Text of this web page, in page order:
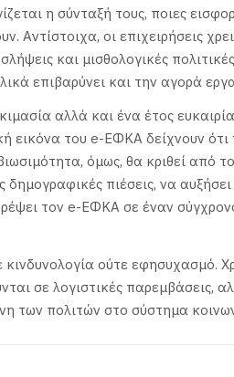
η σύνταξή τους, ποιες
Αντίστοιχα, οι επιχειρήσεις
και μισθολογικές
επιβαρύνει και την αγορά
αλλά και ένα έτος
εικόνα του e-ΕΦΚΑ δείχνουν
όμως, θα κριθεί από
δημογραφικές πιέσεις, να
τον e-ΕΦΚΑ σε έναν
ούτε εφησυχασμό.
σε λογιστικές παρεμβάσεις,
των πολιτών στο σύστημα